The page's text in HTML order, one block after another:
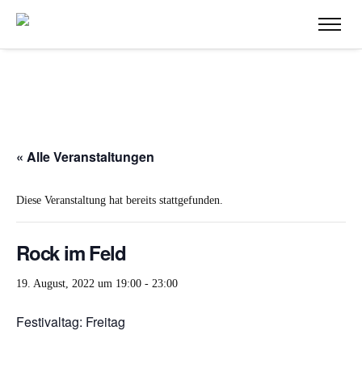
« Alle Veranstaltungen
Diese Veranstaltung hat bereits stattgefunden.
Rock im Feld
19. August, 2022 um 19:00 - 23:00
Festivaltag: Freitag